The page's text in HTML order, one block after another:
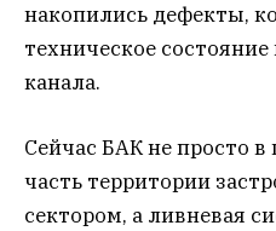
накопились дефекты,
техническое
канала.
Сейчас БАК не просто
часть территории
сектором, а ливневая